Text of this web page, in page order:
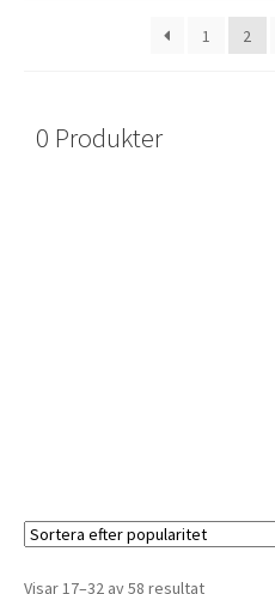
1 2
0 Produkter
Visar 17–32 av 58 resultat